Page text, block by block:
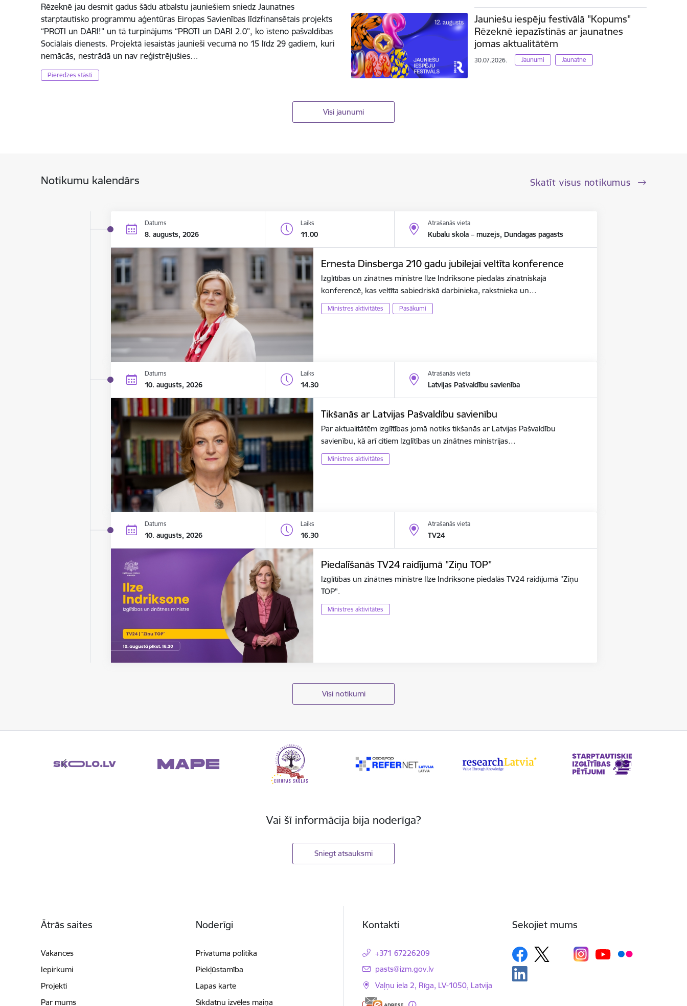
Rēzeknē jau desmit gadus šādu atbalstu jauniešiem sniedz Jaunatnes
starptautisko programmu aģentūras Eiropas Savienības līdzfinansētais projekts
“PROTI un DARI!” un tā turpinājums “PROTI un DARI 2.0”, ko īsteno pašvaldības
Sociālais dienests. Projektā iesaistās jaunieši vecumā no 15 līdz 29 gadiem, kuri
nemācās, nestrādā un nav reģistrējušies…
Pieredzes stāsti
Jauniešu iespēju festivālā "Kopums"
Rēzeknē iepazīstinās ar jaunatnes
jomas aktualitātēm
30.07.2026. Jaunumi Jaunatne
Visi jaunumi
Notikumu kalendārs Skatīt visus notikumus
Datums
8. augusts, 2026
Laiks
11.00
Atrašanās vieta
Kubalu skola – muzejs, Dundagas pagasts
Ernesta Dinsberga 210 gadu jubilejai veltīta konference
Izglītības un zinātnes ministre Ilze Indriksone piedalās zinātniskajā
konferencē, kas veltīta sabiedriskā darbinieka, rakstnieka un…
Ministres aktivitātes Pasākumi
Datums
10. augusts, 2026
Laiks
14.30
Atrašanās vieta
Latvijas Pašvaldību savienība
Tikšanās ar Latvijas Pašvaldību savienību
Par aktualitātēm izglītības jomā notiks tikšanās ar Latvijas Pašvaldību
savienību, kā arī citiem Izglītības un zinātnes ministrijas…
Ministres aktivitātes
Datums
10. augusts, 2026
Laiks
16.30
Atrašanās vieta
TV24
Piedalīšanās TV24 raidījumā "Ziņu TOP"
Izglītības un zinātnes ministre Ilze Indriksone piedalās TV24 raidījumā "Ziņu
TOP".
Ministres aktivitātes
Visi notikumi
Vai šī informācija bija noderīga?
Sniegt atsauksmi
Ātrās saites
Vakances
Iepirkumi
Projekti
Par mums
Noderīgi
Privātuma politika
Piekļūstamība
Lapas karte
Sīkdatņu izvēles maiņa
Kontakti
+371 67226209
E-pasts:
pasts@izm.gov.lv
Vaļņu iela 2, Rīga, LV-1050, Latvija
Sekojiet mums